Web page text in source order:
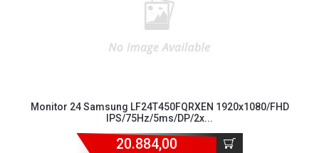
Monitor 24 Samsung LF24T450FQRXEN 1920x1080/FHD
IPS/75Hz/5ms/DP/2x...
20.884,00